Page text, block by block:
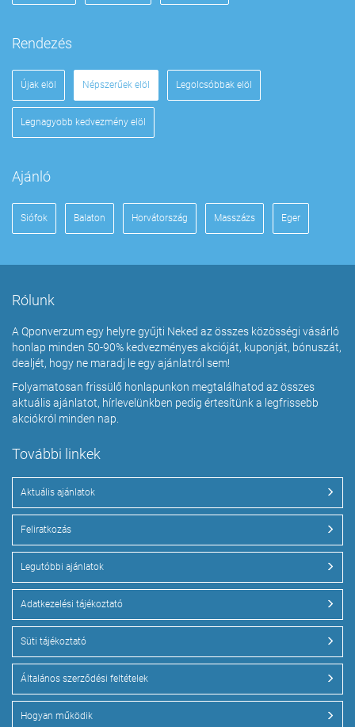
Rendezés
Újak elöl Népszerűek elöl Legolcsóbbak elöl
Legnagyobb kedvezmény elöl
Ajánló
Siófok Balaton Horvátország Masszázs Eger
Rólunk
A Qponverzum egy helyre gyűjti Neked az összes közösségi vásárló
honlap minden 50-90% kedvezményes akcióját, kuponját, bónuszát,
dealjét, hogy ne maradj le egy ajánlatról sem!
Folyamatosan frissülő honlapunkon megtalálhatod az összes
aktuális ajánlatot, hírlevelünkben pedig értesítünk a legfrissebb
akciókról minden nap.
További linkek
Aktuális ajánlatok
Feliratkozás
Legutóbbi ajánlatok
Adatkezelési tájékoztató
Süti tájékoztató
Általános szerződési feltételek
Hogyan működik